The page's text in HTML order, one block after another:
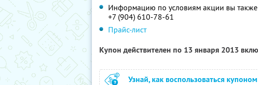
Информацию по условиям акции вы
+7 (904) 610-78-61
Прайс-лист
Купон действителен по 13 января 2013
Узнай, как воспользоваться купоном